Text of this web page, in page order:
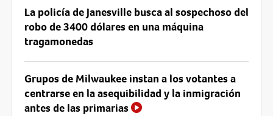
La policía de Janesville busca al sospechoso del
robo de 3400 dólares en una máquina
tragamonedas
Grupos de Milwaukee instan a los votantes a
centrarse en la asequibilidad y la inmigración
antes de las primarias